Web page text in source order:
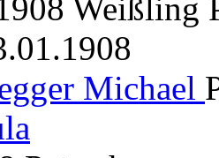
Weißling
Michael